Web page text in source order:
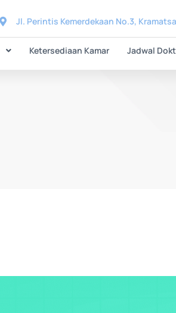
Jl. Perintis Kemerdekaan No.3,
Ketersediaan Kamar Jadwal